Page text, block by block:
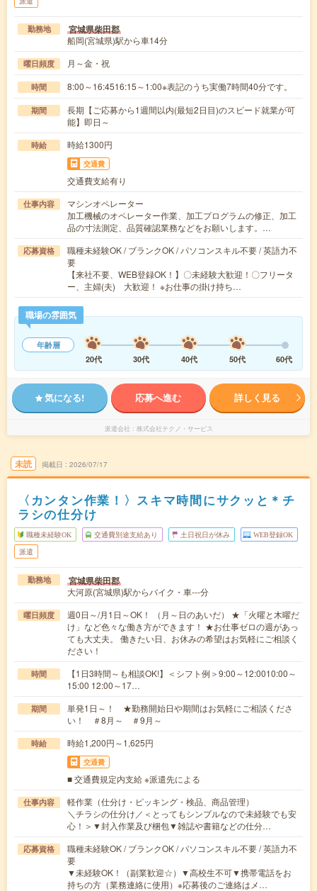
勤務地 宮城県柴田郡
船岡(宮城県)駅から車14分
曜日頻度 月～金・祝
時間 8:00～16:4516:15～1:00※表記のうち実働7時間40分です。
期間
長期【ご応募から1週間以内(最短2日目)のスピード就業が可
能】即日～
時給 時給1300円
交通費
交通費支給有り
仕事内容
マシンオペレーター
加工機械のオペレーター作業、加工プログラムの修正、加工
品の寸法測定、品質確認業務などをお願いします。…
応募資格
職種未経験OK / ブランクOK / パソコンスキル不要 / 英語力不
要
【来社不要、WEB登録OK！】〇未経験大歓迎！〇フリータ
ー、主婦(夫) 大歓迎！ ※お仕事の掛け持ち…
職場の雰囲気
年齢層
20代
30代 40代 50代 60代
気になる! 応募へ進む 詳しく見る
派遣会社 株式会社テクノ・サービス
未読 掲載日 2026/07/17
〈カンタン作業！〉スキマ時間にサクッと＊チ
ラシの仕分け
職種未経験OK 交通費別途支給あり 土日祝日が休み WEB登録OK
派遣
勤務地 宮城県柴田郡
大河原(宮城県)駅からバイク・車---分
曜日頻度
週0日～/月1日～OK！ （月～日のあいだ） ★「火曜と木曜だ
け」など色々な働き方ができます！ ★お仕事ゼロの週があっ
ても大丈夫。 働きたい日、お休みの希望はお気軽にご相談く
ださい！
時間
【1日3時間～も相談OK!】＜シフト例＞9:00～12:0010:00～
15:00 12:00～17…
期間
単発1日～！ ★勤務開始日や期間はお気軽にご相談くださ
い！ ＃8月～ ＃9月～
時給 時給1,200円～1,625円
交通費
■ 交通費規定内支給 ※派遣先による
仕事内容
軽作業（仕分け・ピッキング・検品、商品管理）
＼チラシの仕分け／＜とってもシンプルなので未経験でも安
心！＞▼封入作業及び梱包▼雑誌や書籍などの仕分…
応募資格
職種未経験OK / ブランクOK / パソコンスキル不要 / 英語力不
要
▼未経験OK！（副業歓迎☆）▼高校生不可▼携帯電話をお
持ちの方（業務連絡に使用）※応募後のご連絡はメ…